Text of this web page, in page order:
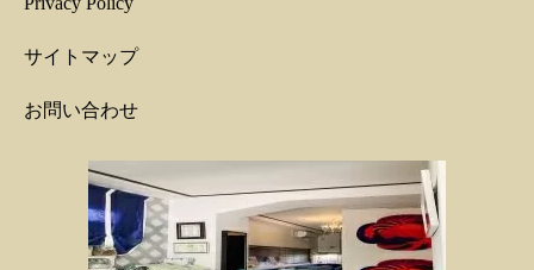
サイトマップ
お問い合わせ